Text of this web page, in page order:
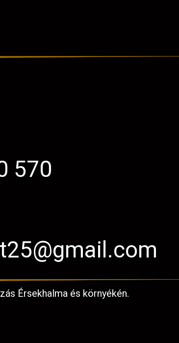
570
Érsekhalma és környékén.